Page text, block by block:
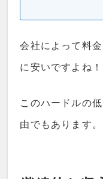
会社によって料
に安いですよね！
このハードルの
由でもあります。